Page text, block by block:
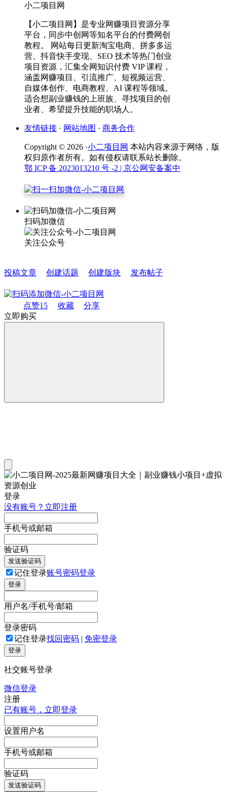
小二项目网
【小二项目网】是专业网赚项目资源分享
平台，同步中创网等知名平台的付费网创
教程。 网站每日更新淘宝电商、拼多多运
营、抖音快手变现、SEO 技术等热门创业
项目资源，汇集全网知识付费 VIP 课程，
涵盖网赚项目、引流推广、短视频运营、
自媒体创作、电商教程、AI 课程等领域。
适合想副业赚钱的上班族、寻找项目的创
业者、希望提升技能的职场人。
友情链接 · 网站地图 · 商务合作
Copyright © 2026 ·小二项目网 本站内容来源于网络，版
权归原作者所有。如有侵权请联系站长删除。
鄂 ICP 备 2023013210 号 -2 | 京公网安备案中
扫码加微信
关注公众号
投稿文章 创建话题 创建版块 发布帖子
点赞15 收藏
分享
立即购买
登录
没有账号？立即注册
手机号或邮箱
验证码
发送验证码
记住登录账号密码登录
登录
用户名/手机号/邮箱
登录密码
记住登录找回密码 | 免密登录
登录
社交账号登录
微信登录
注册
已有账号，立即登录
设置用户名
手机号或邮箱
验证码
发送验证码